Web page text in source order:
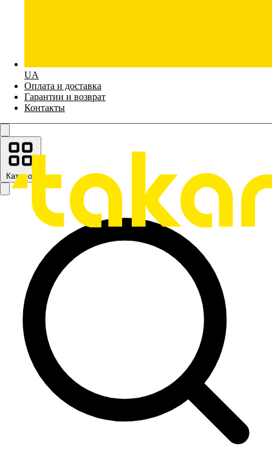
UA
Оплата и доставка
Гарантии и возврат
Контакты
Каталог